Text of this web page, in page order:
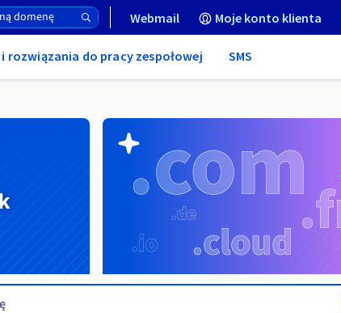
Webmail Moje konto klienta
rozwiązania do pracy zespołowej SMS